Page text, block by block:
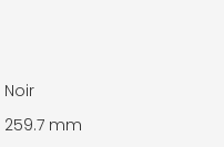
Noir
259.7 mm